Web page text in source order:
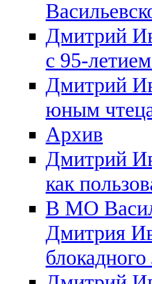
Дмитрий
с 95-
Дмитрий
юным
Архив
Дмитрий
как
В МО
Дмитрия